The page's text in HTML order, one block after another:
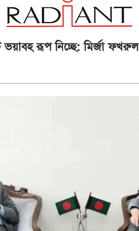
রূপ নিচ্ছে: মির্জা ফখরুল